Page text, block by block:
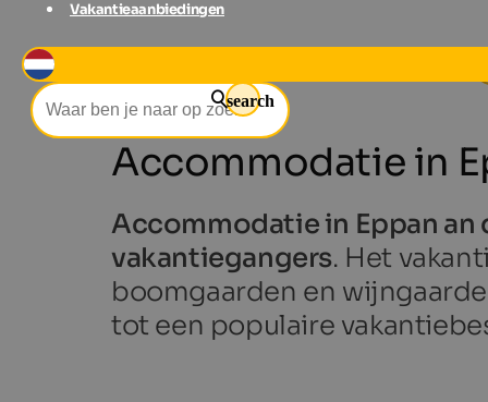
Vakantieaanbiedingen
search
Accommodatie in
Accommodatie in Eppan an
vakantiegangers. Het
boomgaarden en
tot een populaire